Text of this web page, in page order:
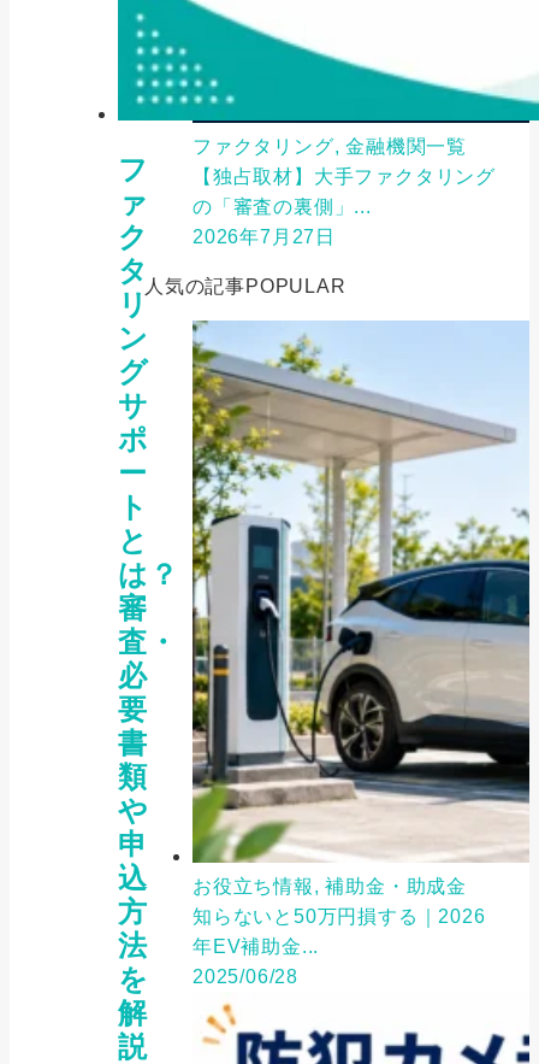
フ
ァ
ク
タ
リ
ン
グ
サ
ポ
ー
ト
と
は？
審
査・
必
要
書
類
や
申
込
方
法
を
解
説
ファクタリング, 金融機関一覧
【独占取材】大手ファクタリング
の「審査の裏側」...
2026年7月27日
人気の記事POPULAR
お役立ち情報, 補助金・助成金
知らないと50万円損する｜2026
年EV補助金...
2025/06/28